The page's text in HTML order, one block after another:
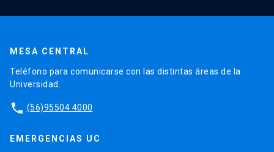
MESA CENTRAL
Teléfono para comunicarse con las distintas áreas de la
Universidad.
phone (56)95504 4000
EMERGENCIAS UC